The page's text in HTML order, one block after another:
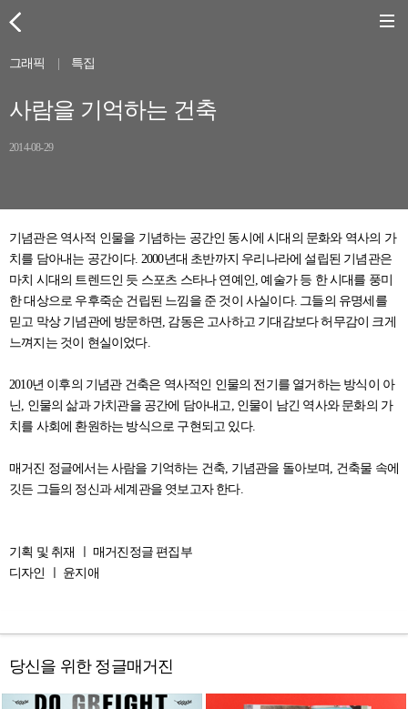
그래픽 특집
사람을 기억하는 건축
2014-08-29
기념관은 역사적 인물을 기념하는 공간인 동시에 시대의 문화와 역사의 가
치를 담아내는 공간이다. 2000년대 초반까지 우리나라에 설립된 기념관은
마치 시대의 트렌드인 듯 스포츠 스타나 연예인, 예술가 등 한 시대를 풍미
한 대상으로 우후죽순 건립된 느낌을 준 것이 사실이다. 그들의 유명세를
믿고 막상 기념관에 방문하면, 감동은 고사하고 기대감보다 허무감이 크게
느껴지는 것이 현실이었다.
2010년 이후의 기념관 건축은 역사적인 인물의 전기를 열거하는 방식이 아
닌, 인물의 삶과 가치관을 공간에 담아내고, 인물이 남긴 역사와 문화의 가
치를 사회에 환원하는 방식으로 구현되고 있다.
매거진 정글에서는 사람을 기억하는 건축, 기념관을 돌아보며, 건축물 속에
깃든 그들의 정신과 세계관을 엿보고자 한다.
기획 및 취재 ㅣ 매거진정글 편집부
디자인 ㅣ 윤지애
당신을 위한 정글매거진